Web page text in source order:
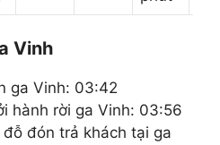
Vinh
ga Vinh: 03:42
hành rời ga Vinh: 03:56
đón trả khách tại ga